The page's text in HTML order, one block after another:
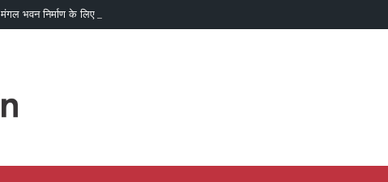
मंगल भवन निर्माण के लिए 50 लाख मंजूर